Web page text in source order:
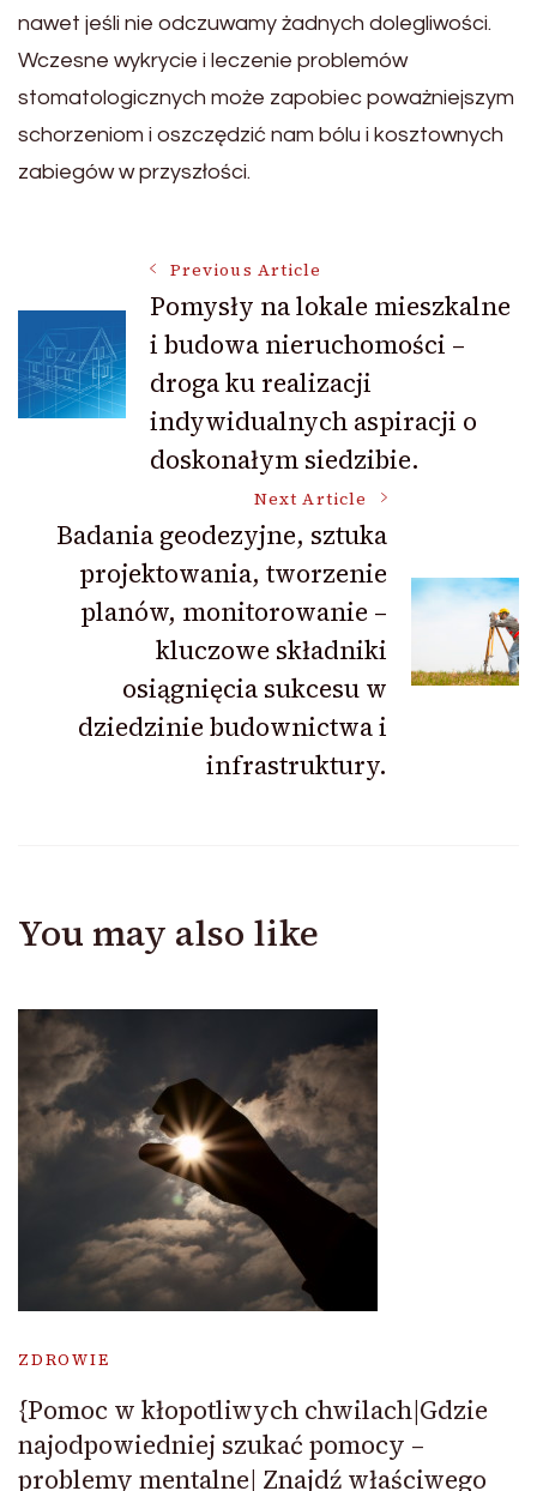
nawet jeśli nie odczuwamy żadnych dolegliwości.
Wczesne wykrycie i leczenie problemów
stomatologicznych może zapobiec poważniejszym
schorzeniom i oszczędzić nam bólu i kosztownych
zabiegów w przyszłości.
Navigation
Previous Article
Pomysły na lokale mieszkalne
i budowa nieruchomości –
droga ku realizacji
indywidualnych aspiracji o
doskonałym siedzibie.
Next Article
Badania geodezyjne, sztuka
projektowania, tworzenie
planów, monitorowanie –
kluczowe składniki
osiągnięcia sukcesu w
dziedzinie budownictwa i
infrastruktury.
You may also like
ZDROWIE
{Pomoc w kłopotliwych chwilach|Gdzie
najodpowiedniej szukać pomocy –
problemy mentalne| Znajdź właściwego